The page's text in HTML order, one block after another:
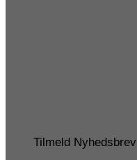
Tilmeld Nyhedsbrev